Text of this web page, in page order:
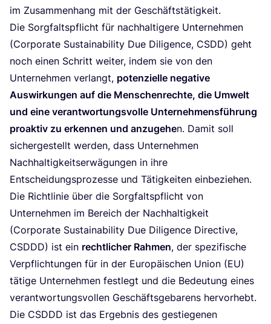
im Zusam­men­hang mit der Geschäftstätigkeit.
Die Sorg­falts­pflicht für nach­hal­ti­ge­re Unter­neh­men
(Cor­po­ra­te Sus­taina­bi­li­ty Due Dili­gence, CSDD) geht
noch einen Schritt wei­ter, indem sie von den
Unter­neh­men ver­langt, poten­zi­el­le nega­ti­ve
Aus­wir­kun­gen auf die Men­schen­rech­te, die Umwelt
und eine ver­ant­wor­tungs­vol­le Unter­neh­mens­füh­rung
pro­ak­tiv zu erken­nen und anzu­ge­hen. Damit soll
sicher­ge­stellt wer­den, dass Unter­neh­men
Nach­hal­tig­keits­er­wä­gun­gen in ihre
Ent­schei­dungs­pro­zes­se und Tätig­kei­ten ein­be­zie­hen.
Die Richt­li­nie über die Sorg­falts­pflicht von
Unter­neh­men im Bereich der Nach­hal­tig­keit
(Cor­po­ra­te Sus­taina­bi­li­ty Due Dili­gence Direc­ti­ve,
CSDDD) ist ein recht­li­cher Rah­men, der spe­zi­fi­sche
Ver­pflich­tun­gen für in der Euro­päi­schen Uni­on (EU)
täti­ge Unter­neh­men fest­legt und die Bedeu­tung eines
ver­ant­wor­tungs­vol­len Geschäfts­ge­ba­rens hervorhebt.
Die CSDDD ist das Ergeb­nis des gestie­ge­nen